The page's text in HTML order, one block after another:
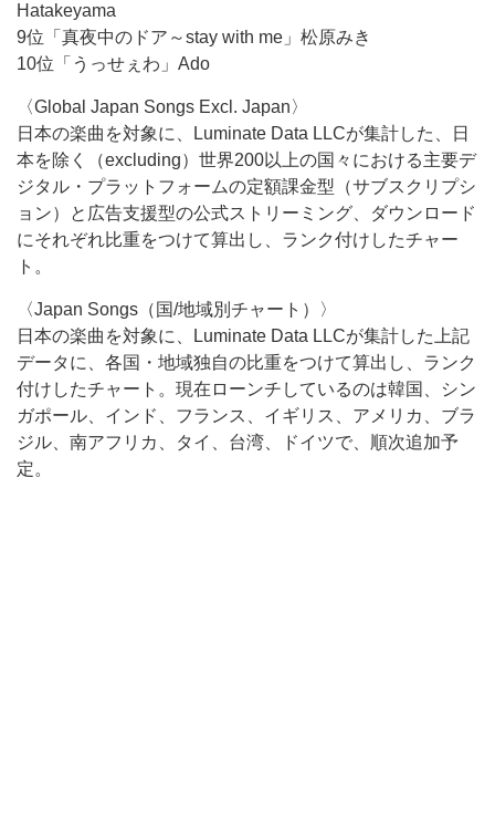
Hatakeyama
9位「真夜中のドア～stay with me」松原みき
10位「うっせぇわ」Ado
〈Global Japan Songs Excl. Japan〉
日本の楽曲を対象に、Luminate Data LLCが集計した、日
本を除く（excluding）世界200以上の国々における主要デ
ジタル・プラットフォームの定額課金型（サブスクリプシ
ョン）と広告支援型の公式ストリーミング、ダウンロード
にそれぞれ比重をつけて算出し、ランク付けしたチャー
ト。
〈Japan Songs（国/地域別チャート）〉
日本の楽曲を対象に、Luminate Data LLCが集計した上記
データに、各国・地域独自の比重をつけて算出し、ランク
付けしたチャート。現在ローンチしているのは韓国、シン
ガポール、インド、フランス、イギリス、アメリカ、ブラ
ジル、南アフリカ、タイ、台湾、ドイツで、順次追加予
定。